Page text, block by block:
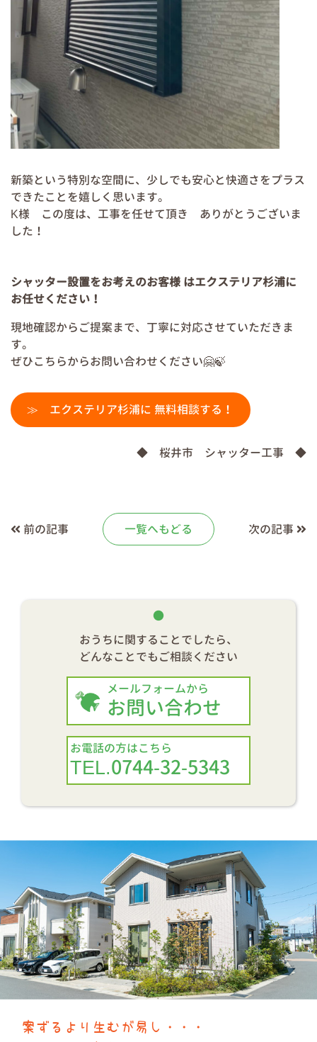
新築という特別な空間に、少しでも安心と快適さをプラス
できたことを嬉しく思います。
K様 この度は、工事を任せて頂き ありがとうございま
した！
シャッター設置をお考えのお客様 はエクステリア杉浦に
お任せください！
現地確認からご提案まで、丁寧に対応させていただきま
す。
ぜひこちらからお問い合わせください🤗🍃
≫ エクステリア杉浦に 無料相談する！
◆ 桜井市 シャッター工事 ◆
前の記事 一覧へもどる 次の記事
おうちに関することでしたら、
どんなことでもご相談ください
メールフォームから
お問い合わせ
お電話の方はこちら
TEL.0744-32-5343
案ずるより生むが易し・・・